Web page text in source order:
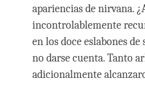
apariencias de nirvana.
incontrolablemente
en los doce eslabones
no darse cuenta. Tanto
adicionalmente